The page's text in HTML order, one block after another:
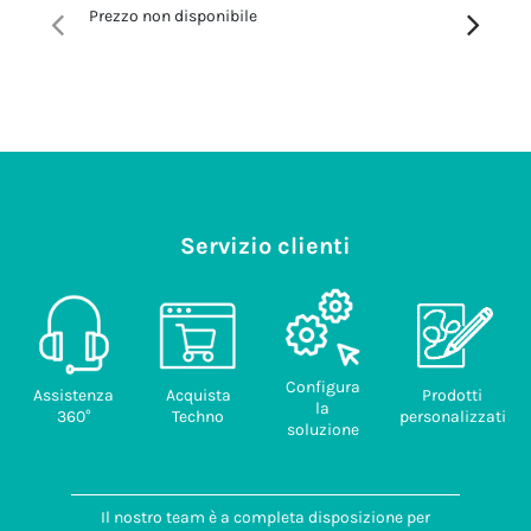
Prezzo non disponibile
Prezzo
Servizio clienti
Assistenza
360°
Acquista
Techno
Configura
la
soluzione
Prodotti
personalizzati
Il nostro team è a completa disposizione per